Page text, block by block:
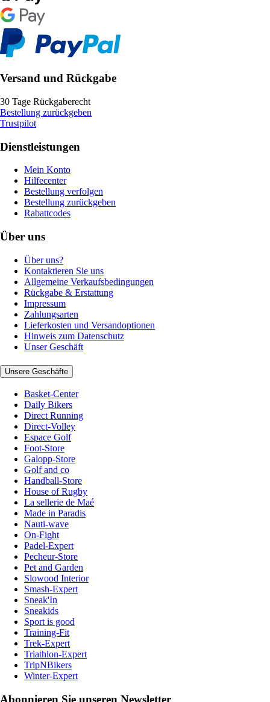
Versand und Rückgabe
30 Tage Rückgaberecht
Bestellung zurückgeben
Trustpilot
Dienstleistungen
Mein Konto
Hilfecenter
Bestellung verfolgen
Bestellung zurückgeben
Rabattcodes
Über uns
Über uns?
Kontaktieren Sie uns
Allgemeine Verkaufsbedingungen
Rückgabe & Erstattung
Impressum
Zahlungsarten
Lieferkosten und Versandoptionen
Hinweis zum Datenschutz
Unser Geschäft
Unsere Geschäfte
Basket-Center
Daily Bikers
Direct Running
Direct-Volley
Espace Golf
Foot-Store
Galopp-Store
Golf and co
Handball-Store
House of Rugby
La sellerie de Maé
Made in Paradis
Nauti-wave
On-Fight
Padel-Expert
Pecheur-Store
Pet and Garden
Slowood Interior
Smash-Expert
Sneak'In
Sneakids
Sport is good
Training-Fit
Trek-Expert
Triathlon-Expert
TripNBikers
Winter-Expert
Abonnieren Sie unseren Newsletter